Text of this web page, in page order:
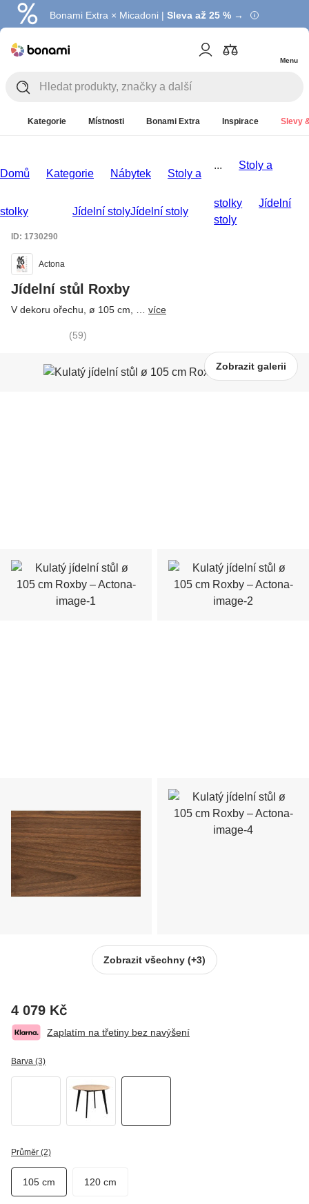
Bonami Extra × Micadoni | Sleva až 25 % →
Summer Sale | Ušetřete až 40 % →
Menu
Kategorie Místnosti Bonami Extra Inspirace Slevy
Domů Kategorie Nábytek Stoly a
stolky Jídelní stolyJídelní stoly
... Stoly a
stolky
Jídelní
stoly
Zobrazit galerii
Zobrazit všechny (+3)
ID: 1730290
Actona
Jídelní stůl Roxby
V dekoru ořechu, ø 105 cm více
(59)
4 079 Kč
Zaplatím na třetiny bez navýšení
Barva (3)
Průměr (2)
105 cm 120 cm